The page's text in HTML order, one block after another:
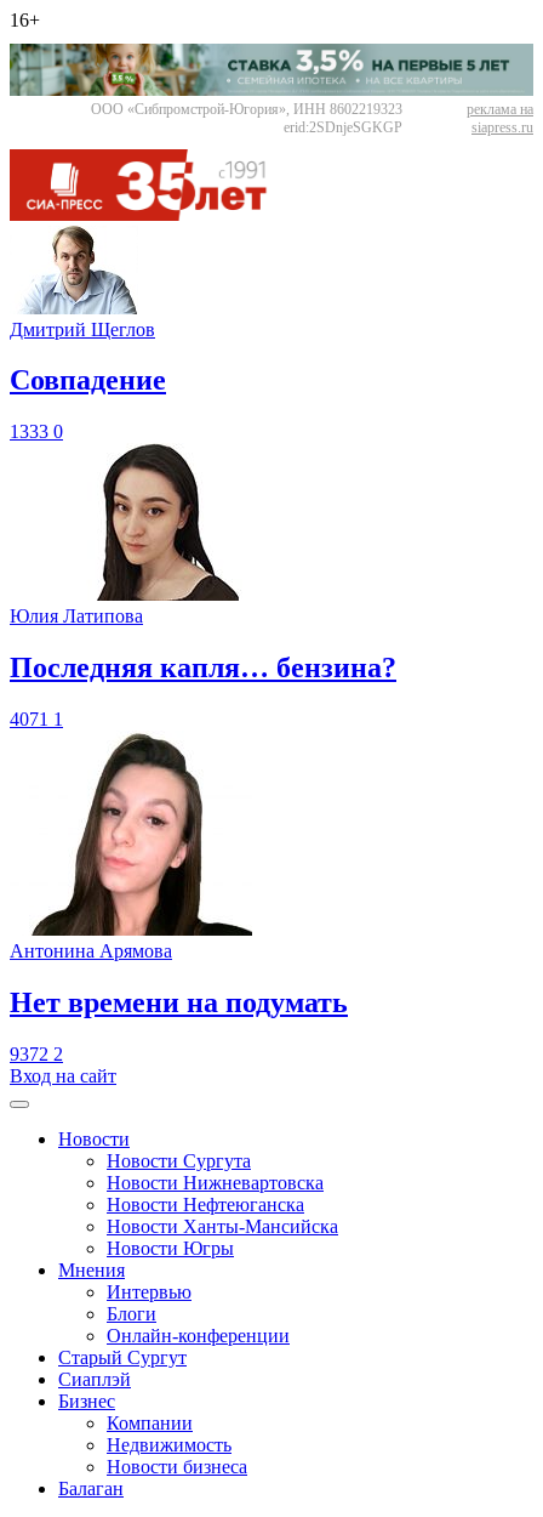
16+
ООО «Сибпромстрой-Югория», ИНН 8602219323
erid:2SDnjeSGKGP
реклама на
siapress.ru
Дмитрий Щеглов
​Совпадение
1333 0
Юлия Латипова
​Последняя капля… бензина?
4071 1
Антонина Арямова
​Нет времени на подумать
9372 2
Вход на сайт
Новости
Новости Сургута
Новости Нижневартовска
Новости Нефтеюганска
Новости Ханты-Мансийска
Новости Югры
Мнения
Интервью
Блоги
Онлайн-конференции
Старый Сургут
Сиаплэй
Бизнес
Компании
Недвижимость
Новости бизнеса
Балаган